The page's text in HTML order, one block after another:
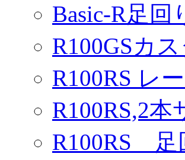
Basic-R足
R100GSカ
R100RS レ
R100RS,2
R100RS 足